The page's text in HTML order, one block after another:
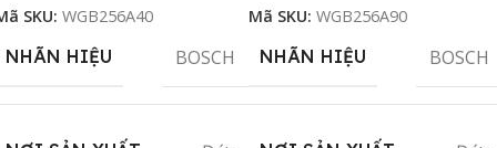
SKU: WGB256A40
NHÃN HIỆU BOSCH
Mã SKU: WGB256A90
NHÃN HIỆU BOSCH